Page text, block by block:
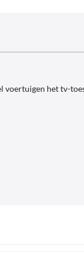
voertuigen het tv-